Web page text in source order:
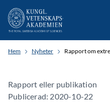
Hem Nyheter Rapport om
Rapport eller publikation
Publicerad: 2020-10-22